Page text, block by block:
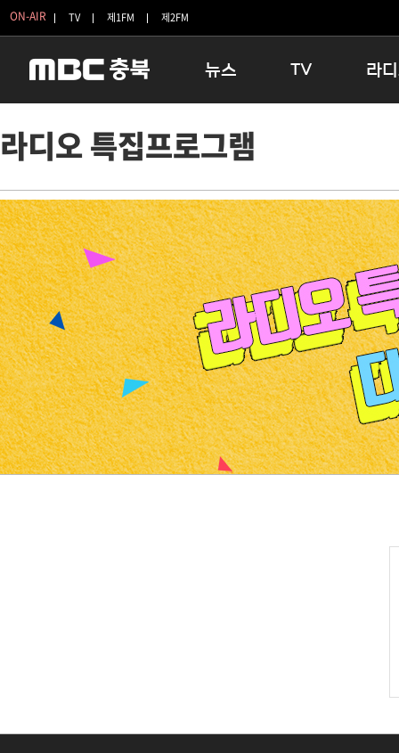
ON-AIR TV 제1FM 제2FM
뉴스
충청북도 교육청
괴산
단양
보은
영동
옥천
음성
제천
증평
진천
TV
충북 시사토론 창
전국시대
시청자 FLEX
특집프로그램
TV 속 정보
종영프로그램
라
우리 고
라디오특
라디오 특집프로그램